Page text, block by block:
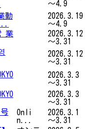
～4.9
動
2026.3.19
～4.9
業
2026.3.12
～3.31
2026.3.12
～3.31
2026.3.3
～3.31
2026.3.3
～3.31
Onli
n...
2026.3.1
～3.31